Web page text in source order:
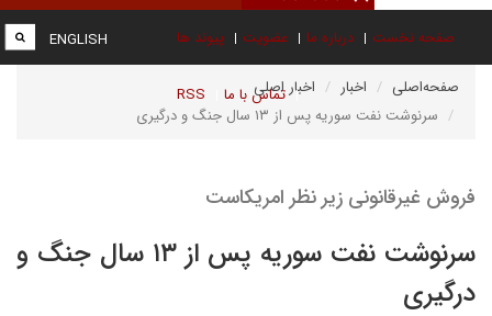
صفحه نخست درباره ما عضویت پیوند ها
تماس با ما RSS
ENGLISH
صفحه‌اصلی اخبار
اخبار اصلی
سرنوشت نفت سوریه پس از ۱۳ سال جنگ و درگیری
فروش غیرقانونی زیر نظر امریکاست
سرنوشت نفت سوریه پس از ۱۳ سال جنگ و
درگیری